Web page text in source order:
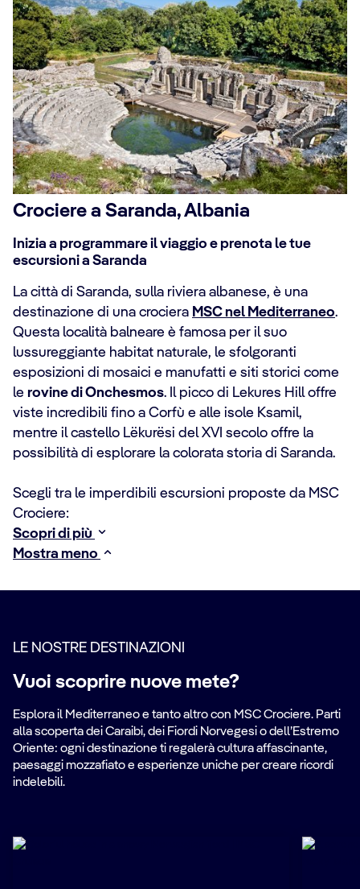
Crociere a Saranda, Albania
Inizia a programmare il viaggio e prenota le tue
escursioni a Saranda
La città di Saranda, sulla riviera albanese, è una
destinazione di una crociera MSC nel Mediterraneo.
Questa località balneare è famosa per il suo
lussureggiante habitat naturale, le sfolgoranti
esposizioni di mosaici e manufatti e siti storici come
le rovine di Onchesmos. Il picco di Lekures Hill offre
viste incredibili fino a Corfù e alle isole Ksamil,
mentre il castello Lëkurësi del XVI secolo offre la
possibilità di esplorare la colorata storia di Saranda.
Scegli tra le imperdibili escursioni proposte da MSC
Crociere:
Scopri di più
Mostra meno
LE NOSTRE DESTINAZIONI
Vuoi scoprire nuove mete?
Esplora il Mediterraneo e tanto altro con MSC Crociere. Parti
alla scoperta dei Caraibi, dei Fiordi Norvegesi o dell’Estremo
Oriente: ogni destinazione ti regalerà cultura affascinante,
paesaggi mozzafiato e esperienze uniche per creare ricordi
indelebili.